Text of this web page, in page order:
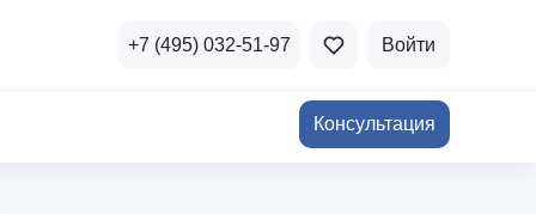
недвижимость
+7 (495) 032-51-97 Войти
Консультация